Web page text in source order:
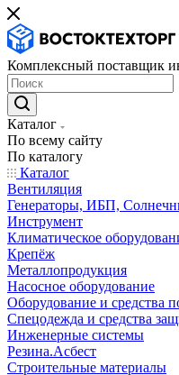
Комплексный поставщик
Каталог
По всему сайту
По каталогу
Каталог
Вентиляция
Генераторы, ИБП,
Инструмент
Климатическое
Крепёж
Металлопродукция
Насосное оборудование
Оборудование и средства
Спецодежда и средства
Инженерные системы
Резина.Асбест
Строительные материалы